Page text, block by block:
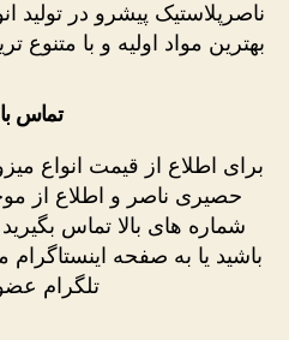
ناصرپلاستیک پیشرو در تولید
بهترین مواد اولیه و با
تماس
برای اطلاع از قیمت انواع
حصیری ناصر و اطلاع از
شماره های بالا تماس
باشید یا به صفحه اینستاگرام
تلگرام